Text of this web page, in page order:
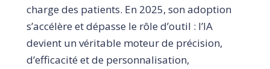
charge des patients. En 2025, son adoption
s’accélère et dépasse le rôle d’outil : l’IA
devient un véritable moteur de précision,
d’efficacité et de personnalisation,